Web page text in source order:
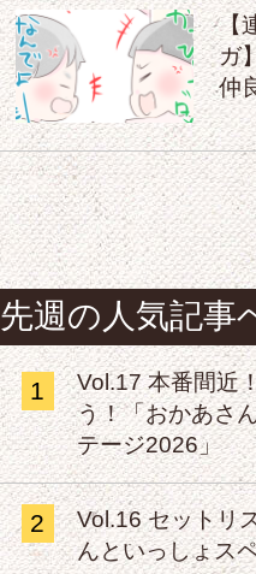
【
ガ
仲
先週の人気記事
1
Vol.17 本番間近
う！「おかあさ
テージ2026」
2
Vol.16 セットリ
んといっしょス